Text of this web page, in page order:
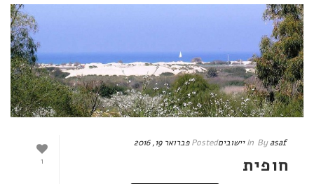
1
Byasaf
In יישוביםPosted פברואר 19, 2016
חופית